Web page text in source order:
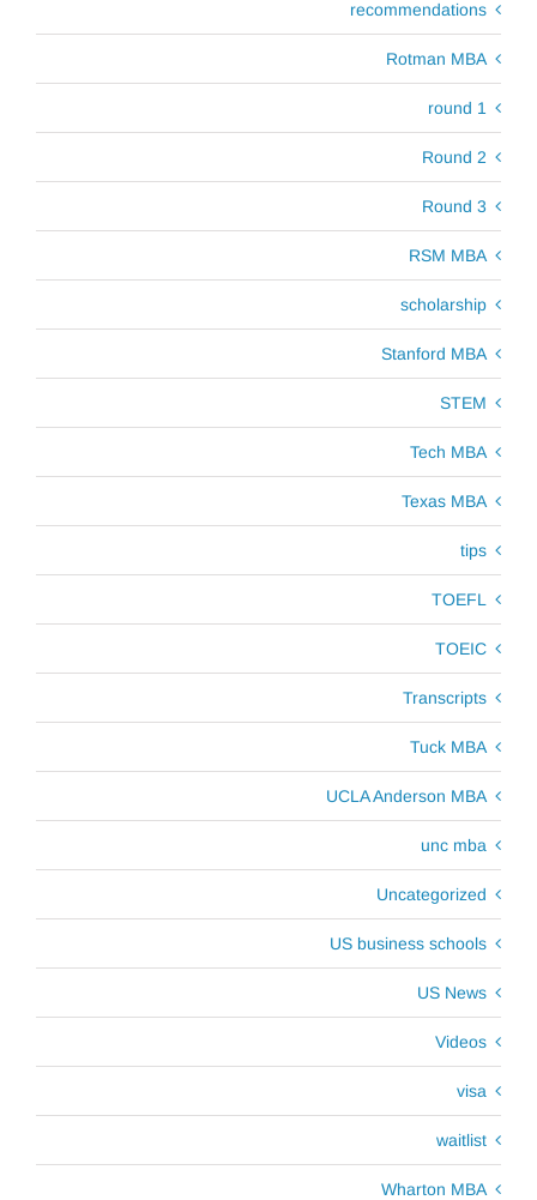
recommendations
Rotman MBA
round 1
Round 2
Round 3
RSM MBA
scholarship
Stanford MBA
STEM
Tech MBA
Texas MBA
tips
TOEFL
TOEIC
Transcripts
Tuck MBA
UCLA Anderson MBA
unc mba
Uncategorized
US business schools
US News
Videos
visa
waitlist
Wharton MBA